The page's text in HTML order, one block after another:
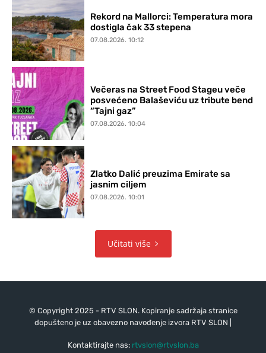
Rekord na Mallorci: Temperatura mora
dostigla čak 33 stepena
07.08.2026. 10:12
Večeras na Street Food Stageu veče
posvećeno Balaševiću uz tribute bend
“Tajni gaz”
07.08.2026. 10:04
Zlatko Dalić preuzima Emirate sa
jasnim ciljem
07.08.2026. 10:01
Učitati više
© Copyright 2025 - RTV SLON. Kopiranje sadržaja stranice
dopušteno je uz obavezno navođenje izvora RTV SLON |
Kontaktirajte nas: rtvslon@rtvslon.ba